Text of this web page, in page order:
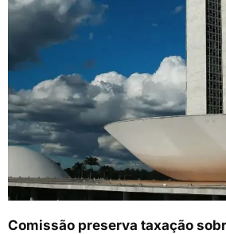
Comissão preserva taxação